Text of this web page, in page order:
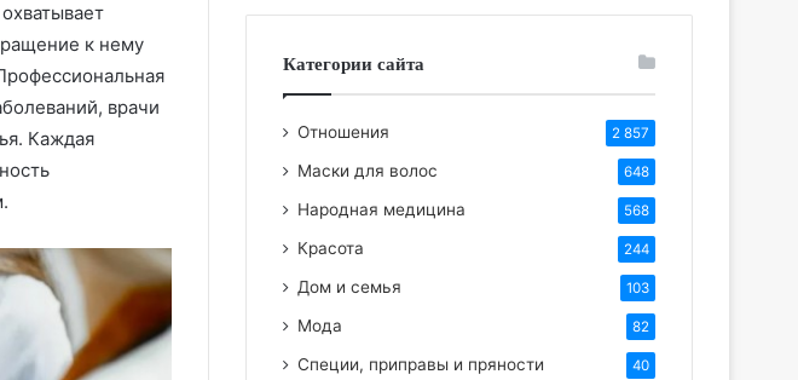
к нему
врачи
Каждая
Категории сайта
Отношения 2 857
Маски для волос 648
Народная медицина 568
Красота 244
Дом и семья 103
Мода 82
Специи, приправы и пряности 40